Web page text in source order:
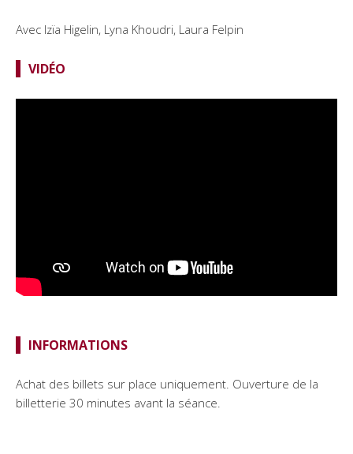
Avec Izïa Higelin, Lyna Khoudri, Laura Felpin
VIDÉO
INFORMATIONS
Achat des billets sur place uniquement. Ouverture de la
billetterie 30 minutes avant la séance.